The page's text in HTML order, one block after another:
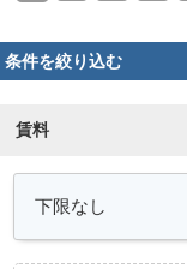
条件を絞り込む
賃料